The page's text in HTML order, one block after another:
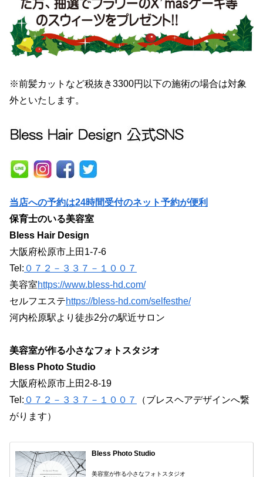
※前髪カットなど税抜き3300円以下の施術の場合は対象
外といたします。
当店への予約は24時間受付のネット予約が便利
保育士のいる美容室
Bless Hair Design
大阪府松原市上田1-7-6
Tel: ０７２－３３７－１００７
美容室https://www.bless-hd.com/
セルフエステhttps://bless-hd.com/selfesthe/
河内松原駅より徒歩2分の駅近サロン
美容室が作る小さなフォトスタジオ
Bless Photo Studio
大阪府松原市上田2-8-19
Tel: ０７２－３３７－１００７
（ブレスヘアデザインへ繋
がります）
Bless Photo Studio
美容室が作る小さなフォトスタジオ